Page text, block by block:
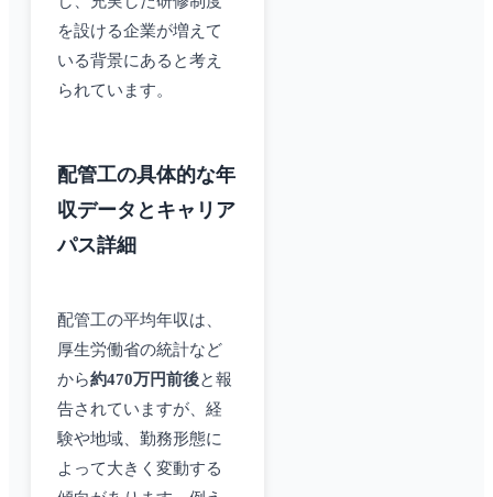
を設ける企業が増えて
いる背景にあると考え
られています。
配管工の具体的な年
収データとキャリア
パス詳細
配管工の平均年収は、
厚生労働省の統計など
から約470万円前後と報
告されていますが、経
験や地域、勤務形態に
よって大きく変動する